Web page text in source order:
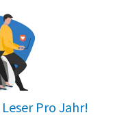
Pro Jahr!